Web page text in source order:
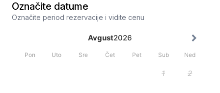
Označite datume
Označite period rezervacije i vidite cenu